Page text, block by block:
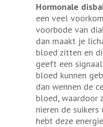
Hormonale
een veel
voorbode van
dan maakt je
bloed zitten en
geeft een
bloed kunnen
dan wennen de
bloed, waardoor
nieren de
hebt deze